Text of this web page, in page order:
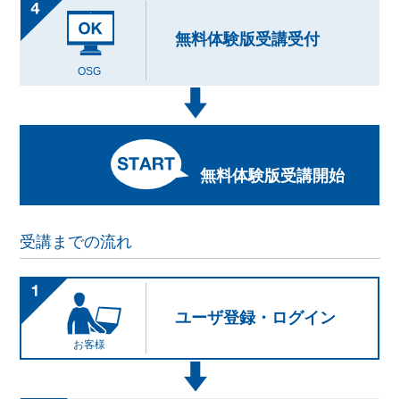
OSG
無料体験版受講受付
無料体験版受講開始
受講までの流れ
お客様
ユーザ登録・ログイン